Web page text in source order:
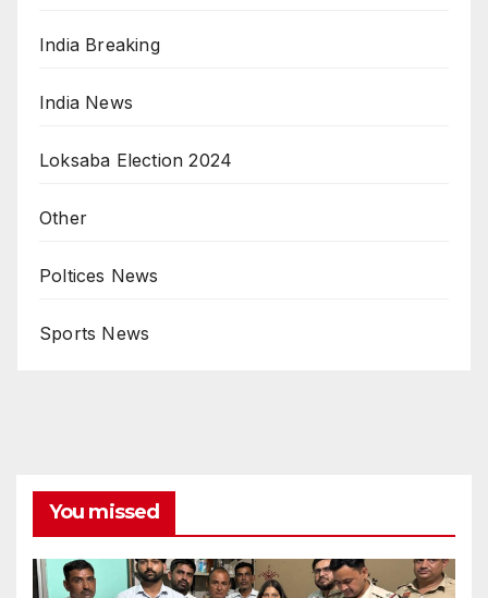
India Breaking
India News
Loksaba Election 2024
Other
Poltices News
Sports News
You missed